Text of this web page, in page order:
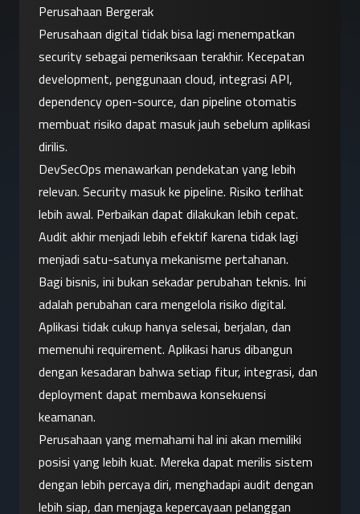
Perusahaan Bergerak
Perusahaan digital tidak bisa lagi menempatkan
security sebagai pemeriksaan terakhir. Kecepatan
development, penggunaan cloud, integrasi API,
dependency open-source, dan pipeline otomatis
membuat risiko dapat masuk jauh sebelum aplikasi
dirilis.
DevSecOps menawarkan pendekatan yang lebih
relevan. Security masuk ke pipeline. Risiko terlihat
lebih awal. Perbaikan dapat dilakukan lebih cepat.
Audit akhir menjadi lebih efektif karena tidak lagi
menjadi satu-satunya mekanisme pertahanan.
Bagi bisnis, ini bukan sekadar perubahan teknis. Ini
adalah perubahan cara mengelola risiko digital.
Aplikasi tidak cukup hanya selesai, berjalan, dan
memenuhi requirement. Aplikasi harus dibangun
dengan kesadaran bahwa setiap fitur, integrasi, dan
deployment dapat membawa konsekuensi
keamanan.
Perusahaan yang memahami hal ini akan memiliki
posisi yang lebih kuat. Mereka dapat merilis sistem
dengan lebih percaya diri, menghadapi audit dengan
lebih siap, dan menjaga kepercayaan pelanggan